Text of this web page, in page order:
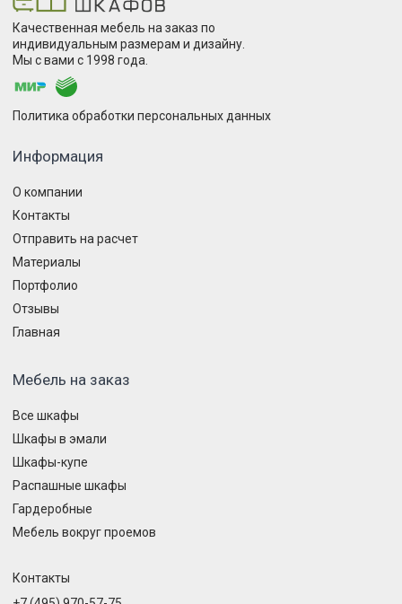
Качественная мебель на заказ по
индивидуальным размерам и дизайну.
Мы с вами с 1998 года.
Политика обработки персональных данных
Информация
О компании
Контакты
Отправить на расчет
Материалы
Портфолио
Отзывы
Главная
Мебель на заказ
Все шкафы
Шкафы в эмали
Шкафы-купе
Распашные шкафы
Гардеробные
Мебель вокруг проемов
Контакты